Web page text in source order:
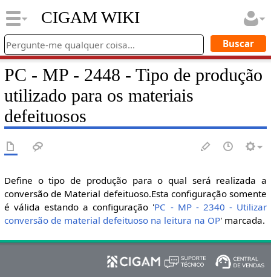
CIGAM WIKI
PC - MP - 2448 - Tipo de produção
utilizado para os materiais
defeituosos
Define o tipo de produção para o qual será realizada a
conversão de Material defeituoso.Esta configuração somente
é válida estando a configuração 'PC - MP - 2340 - Utilizar
conversão de material defeituoso na leitura na OP' marcada.